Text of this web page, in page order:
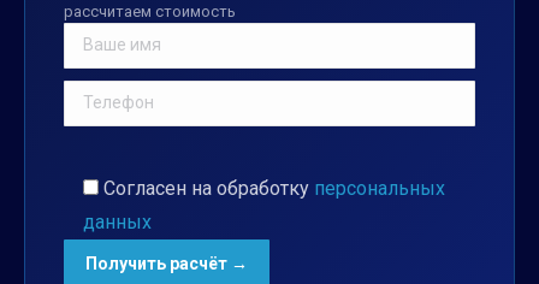
рассчитаем стоимость
Согласен на обработку персональных
данных